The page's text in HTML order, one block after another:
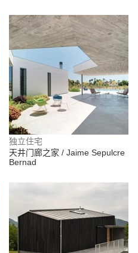
独立住宅
天井门廊之家 / Jaime Sepulcre
Bernad